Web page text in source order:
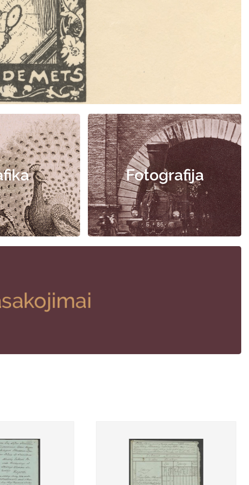
Fotografija